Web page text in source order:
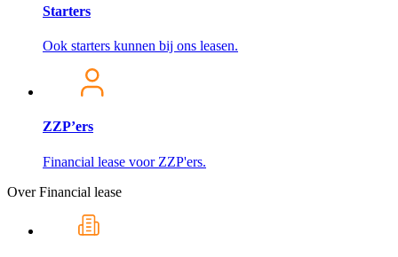
Starters
Ook starters kunnen bij ons leasen.
ZZP’ers
Financial lease voor ZZP'ers.
Over Financial lease